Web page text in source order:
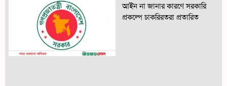
আইন না জানার কারণে সরকারি
প্রকল্পে চাকরিরতরা প্রতারিত